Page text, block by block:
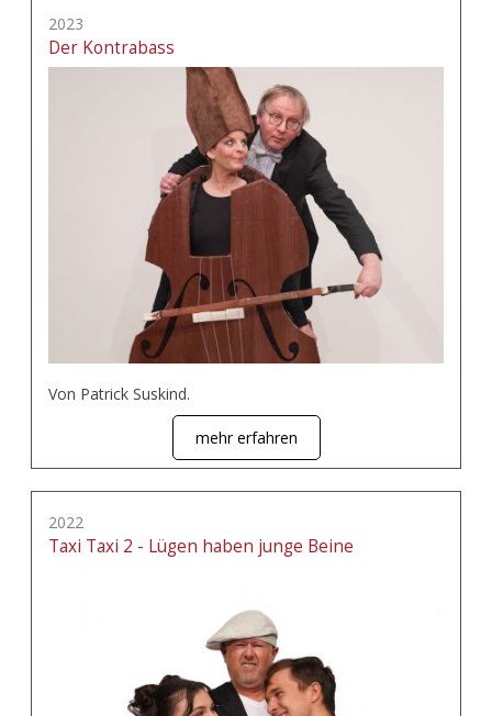
2023
Der Kontrabass
Von Patrick Suskind.
mehr erfahren
2022
Taxi Taxi 2 - Lügen haben junge Beine